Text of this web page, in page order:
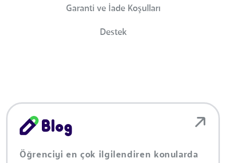
Garanti ve İade Koşulları
Destek
Öğrenciyi en çok ilgilendiren konularda